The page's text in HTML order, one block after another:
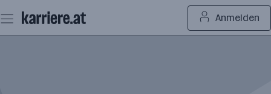
Seiteninhalt
springen
Anmelden